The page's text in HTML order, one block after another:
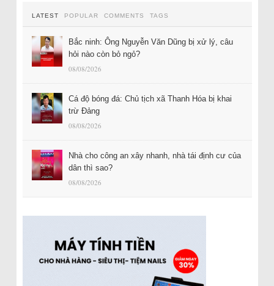
LATEST POPULAR COMMENTS TAGS
Bắc ninh: Ông Nguyễn Văn Dũng bị xử lý, câu
hỏi nào còn bỏ ngỏ?
08/08/2026
Cá độ bóng đá: Chủ tịch xã Thanh Hóa bị khai
trừ Đảng
08/08/2026
Nhà cho công an xây nhanh, nhà tái định cư của
dân thì sao?
08/08/2026